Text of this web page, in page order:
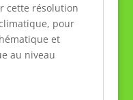
cette résolution
pour
et
au niveau